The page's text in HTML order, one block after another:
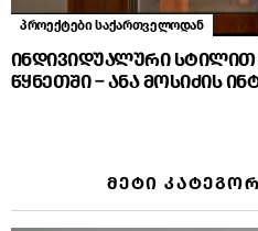
პროექტები საქართველოდან
ინდივიდუალური სტილით
წყნეთში – ანა მოსიძის
ᲛᲔᲢᲘ